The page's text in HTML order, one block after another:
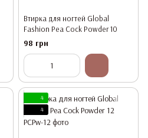
Втирка для ногтей Global
Fashion Pea Cock Powder 10
98 грн
4
4